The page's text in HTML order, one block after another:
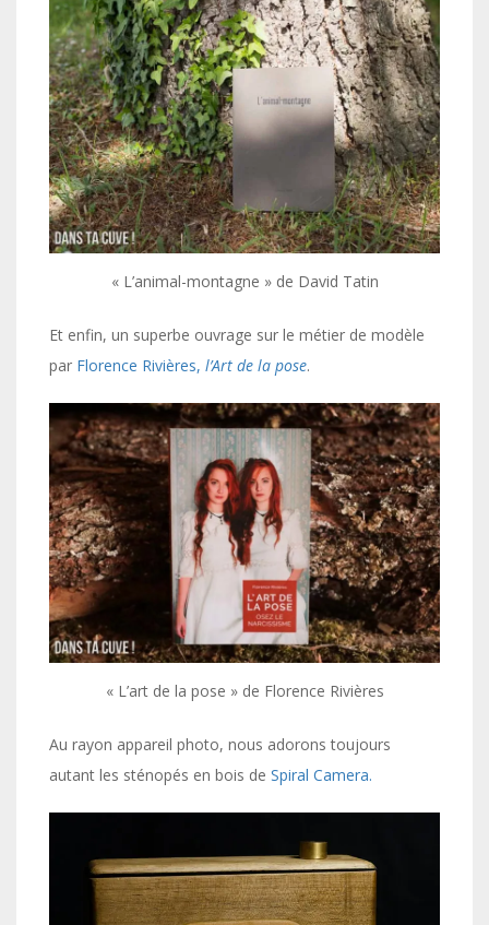
« L’animal-montagne » de David Tatin
Et enfin, un superbe ouvrage sur le métier de modèle
par Florence Rivières, l’Art de la pose.
« L’art de la pose » de Florence Rivières
Au rayon appareil photo, nous adorons toujours
autant les sténopés en bois de Spiral Camera.